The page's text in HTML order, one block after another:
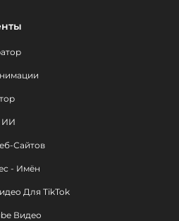
ИИ
Сайтов
- Имён
Для TikTok
Видео